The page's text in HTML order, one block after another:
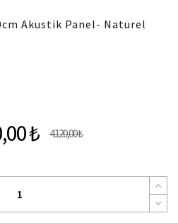
Akustik Panel- Naturel
₺ 4.120,00 ₺